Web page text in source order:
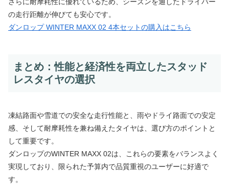
さらに耐摩耗性に優れているため、シーズンを通したドライバー
の走行距離が伸びても安心です。
ダンロップ WINTER MAXX 02 4本セットの購入はこちら
まとめ：性能と経済性を両立したスタッド
レスタイヤの選択
凍結路面や雪道での安全な走行性能と、雨やドライ路面での安定
感、そして耐摩耗性を兼ね備えたタイヤは、選び方のポイントと
して重要です。
ダンロップのWINTER MAXX 02は、これらの要素をバランスよく
実現しており、限られた予算内で品質重視のユーザーに好適で
す。